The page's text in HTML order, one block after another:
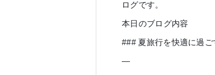
ログです。
本日のブログ内容
### 夏旅行を快適に過
—